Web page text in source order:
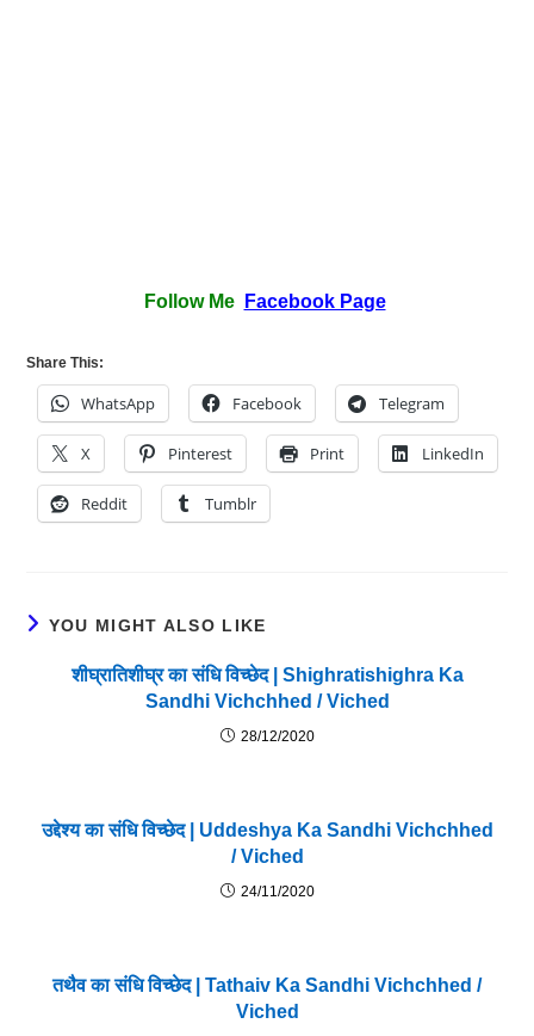
Follow Me Facebook Page
Share This:
WhatsApp Facebook Telegram
X Pinterest Print LinkedIn
Reddit Tumblr
YOU MIGHT ALSO LIKE
शीघ्रातिशीघ्र का संधि विच्छेद | Shighratishighra Ka
Sandhi Vichchhed / Viched
28/12/2020
उद्देश्य का संधि विच्छेद | Uddeshya Ka Sandhi Vichchhed
/ Viched
24/11/2020
तथैव का संधि विच्छेद | Tathaiv Ka Sandhi Vichchhed /
Viched